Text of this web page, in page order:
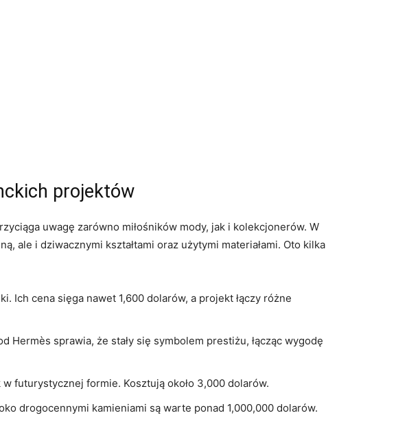
projektów
uwagę zarówno miłośników mody, jak i kolekcjonerów. W
ale i dziwacznymi kształtami oraz użytymi materiałami. Oto kilka
Ich cena sięga nawet 1,600 dolarów, a projekt łączy różne
sprawia, że stały się symbolem prestiżu, łącząc wygodę
futurystycznej formie. Kosztują około 3,000 dolarów.
drogocennymi kamieniami są warte ponad 1,000,000 dolarów.